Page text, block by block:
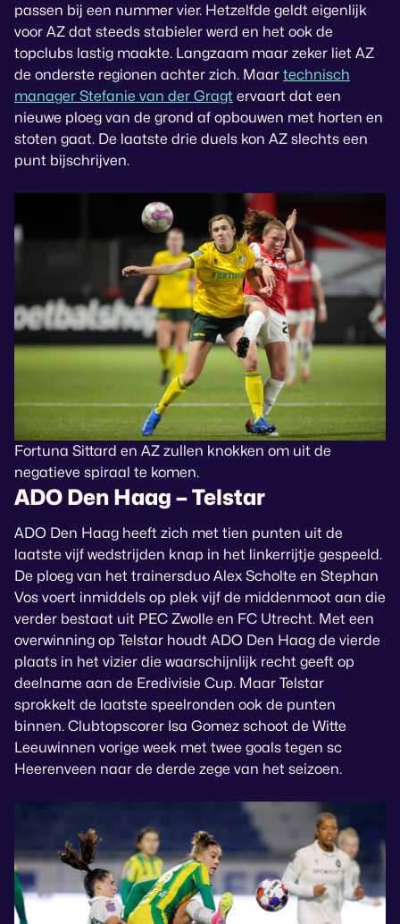
passen bij een nummer vier. Hetzelfde geldt eigenlijk
voor AZ dat steeds stabieler werd en het ook de
topclubs lastig maakte. Langzaam maar zeker liet AZ
de onderste regionen achter zich. Maar technisch
manager Stefanie van der Gragt ervaart dat een
nieuwe ploeg van de grond af opbouwen met horten en
stoten gaat. De laatste drie duels kon AZ slechts een
punt bijschrijven.
Fortuna Sittard en AZ zullen knokken om uit de
negatieve spiraal te komen.
ADO Den Haag – Telstar
ADO Den Haag heeft zich met tien punten uit de
laatste vijf wedstrijden knap in het linkerrijtje gespeeld.
De ploeg van het trainersduo Alex Scholte en Stephan
Vos voert inmiddels op plek vijf de middenmoot aan die
verder bestaat uit PEC Zwolle en FC Utrecht. Met een
overwinning op Telstar houdt ADO Den Haag de vierde
plaats in het vizier die waarschijnlijk recht geeft op
deelname aan de Eredivisie Cup. Maar Telstar
sprokkelt de laatste speelronden ook de punten
binnen. Clubtopscorer Isa Gomez schoot de Witte
Leeuwinnen vorige week met twee goals tegen sc
Heerenveen naar de derde zege van het seizoen.